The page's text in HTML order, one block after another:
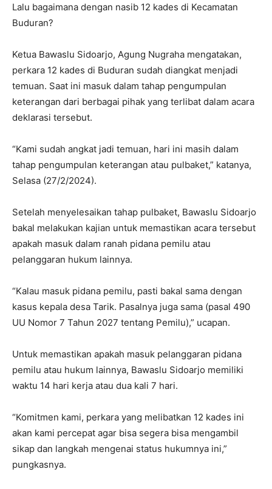
Lalu bagaimana dengan nasib 12 kades di Kecamatan
Buduran?
Ketua Bawaslu Sidoarjo, Agung Nugraha mengatakan,
perkara 12 kades di Buduran sudah diangkat menjadi
temuan. Saat ini masuk dalam tahap pengumpulan
keterangan dari berbagai pihak yang terlibat dalam acara
deklarasi tersebut.
“Kami sudah angkat jadi temuan, hari ini masih dalam
tahap pengumpulan keterangan atau pulbaket,” katanya,
Selasa (27/2/2024).
Setelah menyelesaikan tahap pulbaket, Bawaslu Sidoarjo
bakal melakukan kajian untuk memastikan acara tersebut
apakah masuk dalam ranah pidana pemilu atau
pelanggaran hukum lainnya.
“Kalau masuk pidana pemilu, pasti bakal sama dengan
kasus kepala desa Tarik. Pasalnya juga sama (pasal 490
UU Nomor 7 Tahun 2027 tentang Pemilu),” ucapan.
Untuk memastikan apakah masuk pelanggaran pidana
pemilu atau hukum lainnya, Bawaslu Sidoarjo memiliki
waktu 14 hari kerja atau dua kali 7 hari.
“Komitmen kami, perkara yang melibatkan 12 kades ini
akan kami percepat agar bisa segera bisa mengambil
sikap dan langkah mengenai status hukumnya ini,”
pungkasnya.